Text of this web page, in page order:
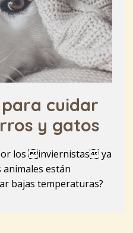
cuidar
y gatos
los inviernistas ya
están
bajas temperaturas?